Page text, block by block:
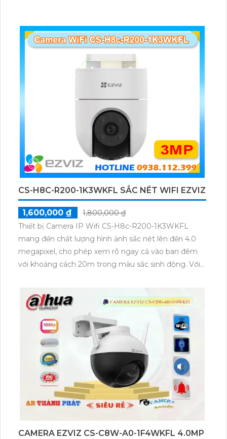
CS-H8C-R200-1K3WKFL SẮC NÉT WIFI EZVIZ
1,600,000 ₫
1,800,000 ₫
Thiết bị Camera IP Wifi CS-H8c-R200-1K3WKFL
mang đến chất lượng hình ảnh sắc nét lên đến 4.0
megapixel, cho phép xem rõ ngay cả vào ban đêm
với khoảng cách 20m trong màu sắc sinh động. Với
lượng, đảm bảo hình ảnh màu sắc ổn định ngay cả
trong điều kiện ánh sáng yếu. Camera có khả năng
xoay 360 độ, thu âm và phát loa rõ ràng, phù hợp cho
việc lắp đặt trong gia đình hoặc căn hộ.
CAMERA EZVIZ CS-C8W-A0-1F4WKFL 4.0MP